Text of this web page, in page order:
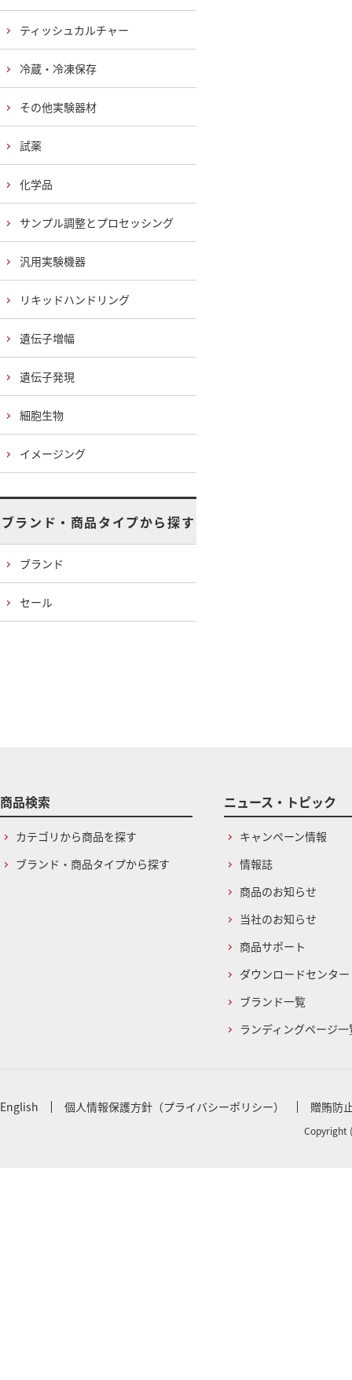
ティッシュカルチャー
冷蔵・冷凍保存
その他実験器材
試薬
化学品
サンプル調整とプロセッシング
汎用実験機器
リキッドハンドリング
遺伝子増幅
遺伝子発現
細胞生物
イメージング
ブランド・商品タイプから探す
ブランド
セール
商品検索
カテゴリから商品を探す
ブランド・商品タイプから探す
ニュース・トピック
キャンペーン情報
情報誌
商品のお知らせ
当社のお知らせ
商品サポート
ダウンロードセンター
ブランド一覧
ランディングページ一
English 個人情報保護方針（プライバシーポリシー） 贈賄防
Copyright